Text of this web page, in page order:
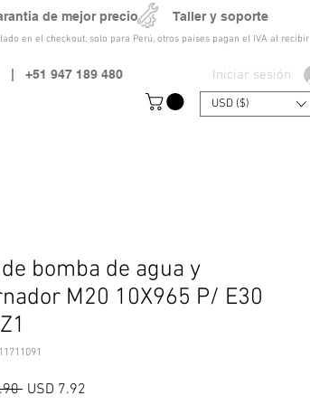
en el checkout, solo para Perú, otros paises pagan el IVA al recibir
Iniciar sesión
| +51 947 189 480
USD ($)
de mejor precio Taller y soporte
de bomba de agua y
M20 10X965 P/ E30
Precio
USD 7.92